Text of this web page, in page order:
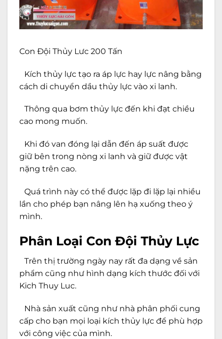
Con Đội Thủy Lưc 200 Tấn
Kích thủy lực tạo ra áp lực hay lực nâng bằng
cách di chuyển dầu thủy lực vào xi lanh.
Thông qua bơm thủy lực đến khi đạt chiều
cao mong muốn.
Khi đó van đóng lại dẫn đến áp suất được
giữ bên trong nòng xi lanh và giữ được vật
nặng trên cao.
Quá trình này có thể được lặp đi lặp lại nhiều
lần cho phép bạn nâng lên hạ xuống theo ý
mình.
Phân Loại Con Đội Thủy Lực
Trên thị trường ngày nay rất đa dạng về sản
phẩm cũng như hình dạng kích thước đối với
Kich Thuy Luc.
Nhà sản xuất cũng như nhà phân phối cung
cấp cho bạn mọi loại kích thủy lực để phù hợp
với công việc của mình.